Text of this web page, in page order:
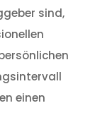
sind,
einen